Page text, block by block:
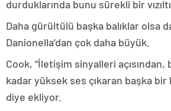
durduklarında bunu sürekli bir
Daha gürültülü başka balıklar olsa
Danionella’dan çok daha büyük.
Cook, “İletişim sinyalleri
kadar yüksek ses çıkaran başka bir
diye ekliyor.